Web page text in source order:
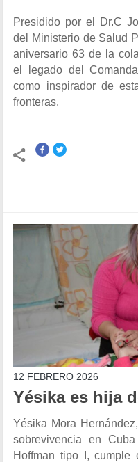
Presidido por el Dr.C
del Ministerio de Salud
aniversario 63 de la
el legado del
como inspirador de
fronteras.
12 FEBRERO 2026
Yésika es hija
Yésika Mora
sobrevivencia en
Hoffman tipo I,